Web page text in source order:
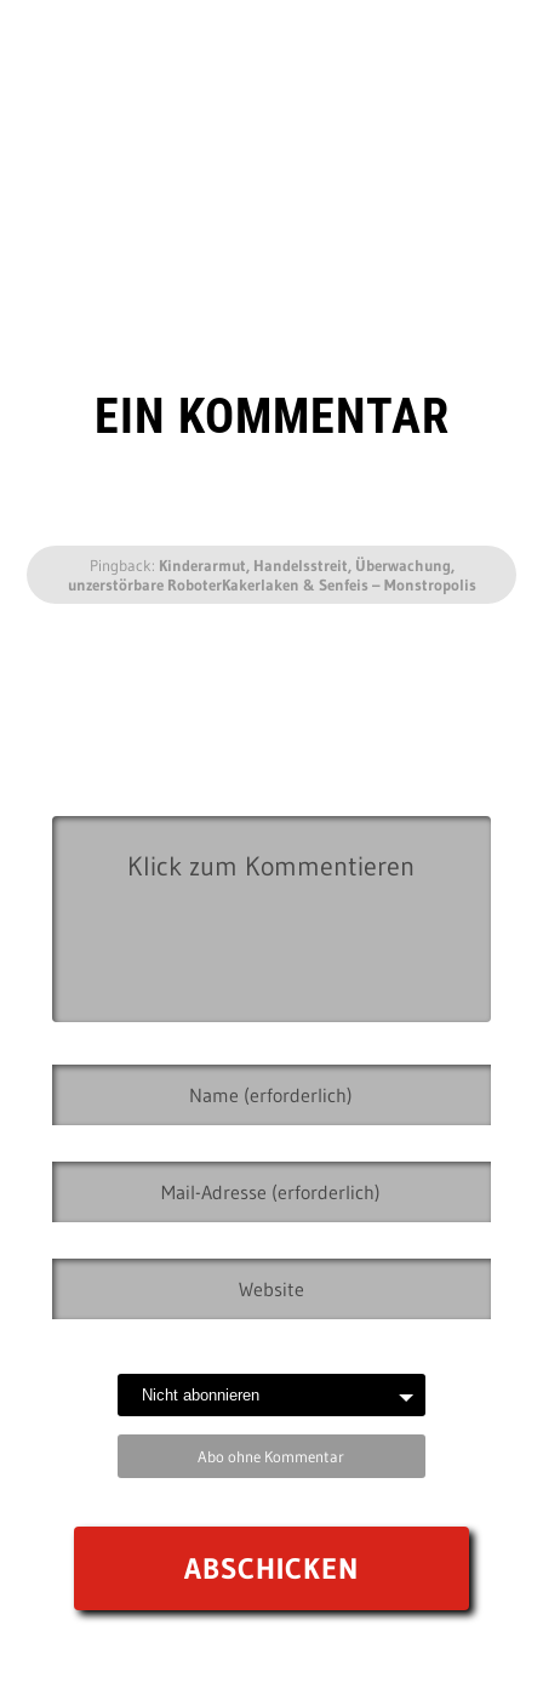
EIN KOMMENTAR
Pingback: Kinderarmut, Handelsstreit, Überwachung,
unzerstörbare RoboterKakerlaken & Senfeis – Monstropolis
Abo ohne Kommentar